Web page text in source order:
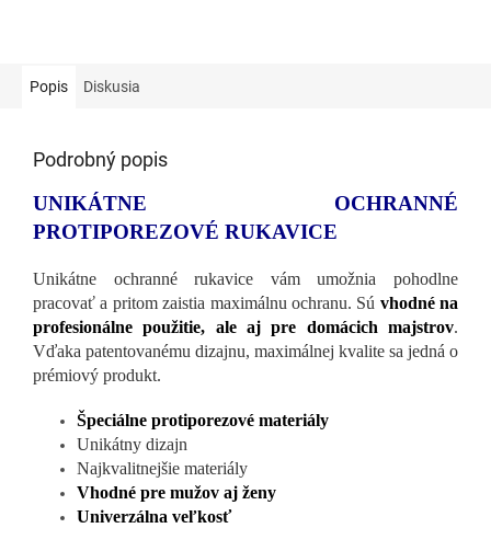
Popis Diskusia
Podrobný popis
UNIKÁTNE OCHRANNÉ
PROTIPOREZOVÉ RUKAVICE
Unikátne ochranné rukavice vám umožnia pohodlne
pracovať a pritom zaistia maximálnu ochranu. Sú vhodné na
profesionálne použitie, ale aj pre domácich majstrov.
Vďaka patentovanému dizajnu, maximálnej kvalite sa jedná o
prémiový produkt.
Špeciálne protiporezové materiály
Unikátny dizajn
Najkvalitnejšie materiály
Vhodné pre mužov aj ženy
Univerzálna veľkosť